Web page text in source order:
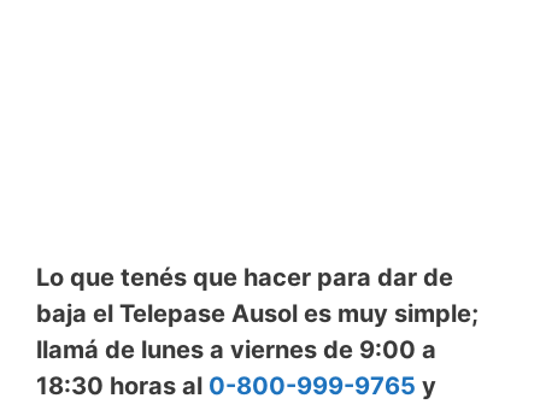
Lo que tenés que hacer para dar de
baja el Telepase Ausol es muy simple;
llamá de lunes a viernes de 9:00 a
18:30 horas al 0-800-999-9765 y